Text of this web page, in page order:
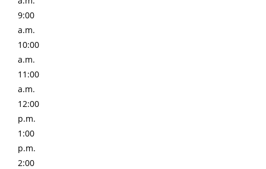
9:00
a.m.
10:00
a.m.
11:00
a.m.
12:00
p.m.
1:00
p.m.
2:00